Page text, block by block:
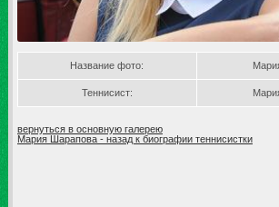
Название фото:
Теннисист:
вернуться в основную галерею
Мария Шарапова - назад к биографии теннисистки